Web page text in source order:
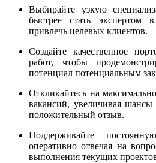
Выбирайте узкую
быстрее стать экспертом
привлечь целевых клиентов.
Создайте качественное
работ, чтобы
потенциал потенциальным
Откликайтесь на
вакансий, увеличивая
положительный отзыв.
Поддерживайте
оперативно отвечая на
выполнения текущих